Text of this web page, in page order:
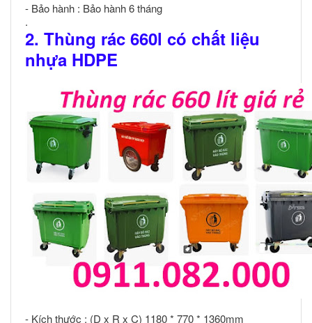
- Bảo hành : Bảo hành 6 tháng
.
2. Thùng rác 660l có chất liệu
nhựa HDPE
- Kích thước : (D x R x C) 1180 * 770 * 1360mm